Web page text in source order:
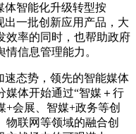
体智能化升级转型按
出一批创新应用产品，大
效率的同时，也帮助政府
信息管理能力。
态势，领先的智能媒体
媒体开始通过“智媒＋行
+会展、智媒+政务等创
物联网等领域的融合创